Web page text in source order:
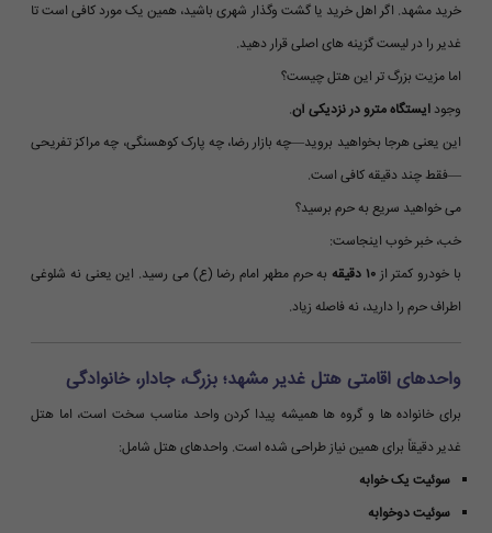
خرید مشهد. اگر اهل خرید یا گشت وگذار شهری باشید، همین یک مورد کافی است تا
غدیر را در لیست گزینه های اصلی قرار دهید.
اما مزیت بزرگ تر این هتل چیست؟
وجود ایستگاه مترو در نزدیکی آن.
این یعنی هرجا بخواهید بروید—چه بازار رضا، چه پارک کوهسنگی، چه مراکز تفریحی
—فقط چند دقیقه کافی است.
می خواهید سریع به حرم برسید؟
خب، خبر خوب اینجاست:
با خودرو کمتر از۱۰ دقیقه
به حرم مطهر امام رضا (ع) می رسید. این یعنی نه شلوغی
اطراف حرم را دارید، نه فاصله زیاد.
واحدهای اقامتی هتل غدیر مشهد؛ بزرگ، جادار، خانوادگی
برای خانواده ها و گروه ها همیشه پیدا کردن واحد مناسب سخت است، اما هتل
غدیر دقیقاً برای همین نیاز طراحی شده است. واحدهای هتل شامل:
سوئیت یک خوابه
سوئیت دوخوابه